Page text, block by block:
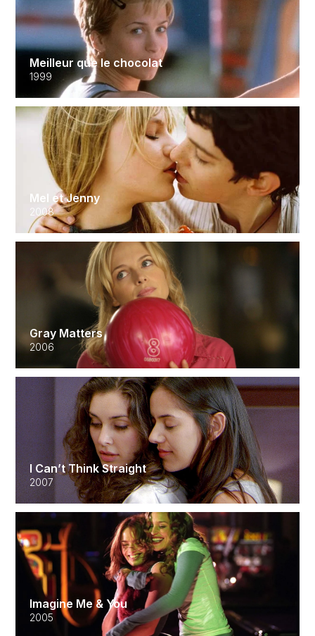
Meilleur que le chocolat
1999
Mel et Jenny
2008
Gray Matters
2006
I Can’t Think Straight
2007
Imagine Me & You
2005